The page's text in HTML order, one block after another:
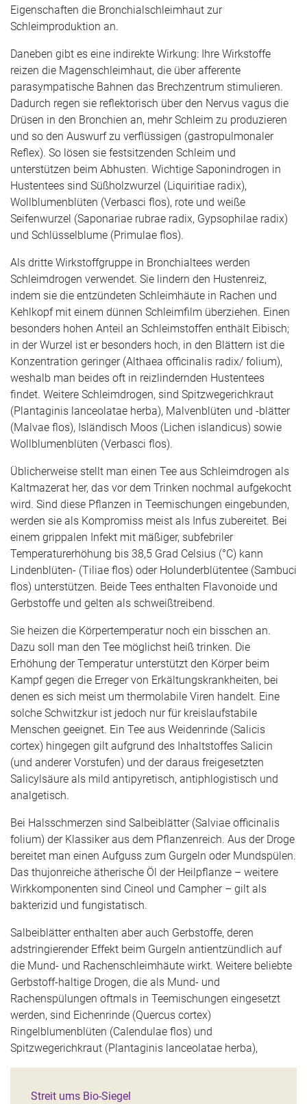
Eigenschaften die Bronchialschleimhaut zur
Schleimproduktion an.
Daneben gibt es eine indirekte Wirkung: Ihre Wirkstoffe
reizen die Magenschleimhaut, die über afferente
parasympatische Bahnen das Brechzentrum stimulieren.
Dadurch regen sie reflektorisch über den Nervus vagus die
Drüsen in den Bronchien an, mehr Schleim zu produzieren
und so den Auswurf zu verflüssigen (gastropulmonaler
Reflex). So lösen sie festsitzenden Schleim und
unterstützen beim Abhusten. Wichtige Saponindrogen in
Hustentees sind Süßholzwurzel (Liquiritiae radix),
Wollblumenblüten (Verbasci flos), rote und weiße
Seifenwurzel (Saponariae rubrae radix, Gypsophilae radix)
und Schlüsselblume (Primulae flos).
Als dritte Wirkstoffgruppe in Bronchialtees werden
Schleimdrogen verwendet. Sie lindern den Hustenreiz,
indem sie die entzündeten Schleimhäute in Rachen und
Kehlkopf mit einem dünnen Schleimfilm überziehen. Einen
besonders hohen Anteil an Schleimstoffen enthält Eibisch;
in der Wurzel ist er besonders hoch, in den Blättern ist die
Konzentration geringer (Althaea officinalis radix/ folium),
weshalb man beides oft in reizlindernden Hustentees
findet. Weitere Schleimdrogen, sind Spitzwegerichkraut
(Plantaginis lanceolatae herba), Malvenblüten und -blätter
(Malvae flos), Isländisch Moos (Lichen islandicus) sowie
Wollblumenblüten (Verbasci flos).
Üblicherweise stellt man einen Tee aus Schleimdrogen als
Kaltmazerat her, das vor dem Trinken nochmal aufgekocht
wird. Sind diese Pflanzen in Teemischungen eingebunden,
werden sie als Kompromiss meist als Infus zubereitet. Bei
einem grippalen Infekt mit mäßiger, subfebriler
Temperaturerhöhung bis 38,5 Grad Celsius (°C) kann
Lindenblüten- (Tiliae flos) oder Holunderblütentee (Sambuci
flos) unterstützen. Beide Tees enthalten Flavonoide und
Gerbstoffe und gelten als schweißtreibend.
Sie heizen die Körpertemperatur noch ein bisschen an.
Dazu soll man den Tee möglichst heiß trinken. Die
Erhöhung der Temperatur unterstützt den Körper beim
Kampf gegen die Erreger von Erkältungskrankheiten, bei
denen es sich meist um thermolabile Viren handelt. Eine
solche Schwitzkur ist jedoch nur für kreislaufstabile
Menschen geeignet. Ein Tee aus Weidenrinde (Salicis
cortex) hingegen gilt aufgrund des Inhaltstoffes Salicin
(und anderer Vorstufen) und der daraus freigesetzten
Salicylsäure als mild antipyretisch, antiphlogistisch und
analgetisch.
Bei Halsschmerzen sind Salbeiblätter (Salviae officinalis
folium) der Klassiker aus dem Pflanzenreich. Aus der Droge
bereitet man einen Aufguss zum Gurgeln oder Mundspülen.
Das thujonreiche ätherische Öl der Heilpflanze – weitere
Wirkkomponenten sind Cineol und Campher – gilt als
bakterizid und fungistatisch.
Salbeiblätter enthalten aber auch Gerbstoffe, deren
adstringierender Effekt beim Gurgeln antientzündlich auf
die Mund- und Rachenschleimhäute wirkt. Weitere beliebte
Gerbstoff-haltige Drogen, die als Mund- und
Rachenspülungen oftmals in Teemischungen eingesetzt
werden, sind Eichenrinde (Quercus cortex)
Ringelblumenblüten (Calendulae flos) und
Spitzwegerichkraut (Plantaginis lanceolatae herba),
Streit ums Bio-Siegel